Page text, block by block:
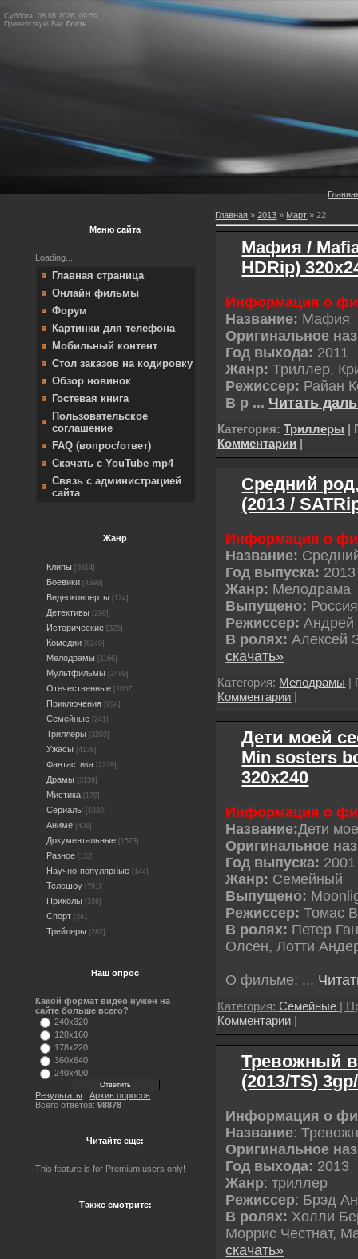
Суббота, 08.08.2026, 09:59
Приветствую Вас Гость
Меню сайта
Loading...
Главная страница
Онлайн фильмы
Форум
Картинки для телефона
Мобильный контент
Стол заказов на кодировку
Обзор новинок
Гостевая книга
Пользовательское
соглашение
FAQ (вопрос/ответ)
Скачать с YouTube mp4
Связь с администрацией
сайта
Жанр
Клипы [5614]
Боевики [4398]
Видеоконцерты [124]
Детективы [290]
Исторические [325]
Комедии [6240]
Мелодрамы [1166]
Мультфильмы [2489]
Отечественные [2057]
Приключения [954]
Семейные [241]
Триллеры [3203]
Ужасы [4136]
Фантастика [2239]
Драмы [3139]
Мистика [179]
Сериалы [1839]
Аниме [408]
Документальные [1573]
Разное [152]
Научно-популярные [144]
Телешоу [791]
Приколы [336]
Спорт [241]
Трейлеры [282]
Наш опрос
Какой формат видео нужен на
сайте больше всего?
240x320
128x160
178x220
360x640
240x400
Результаты |Архив опросов
Всего ответов:98878
Читайте еще:
This feature is for Premium users only!
Также смотрите:
Главная »2013 » Март » 22
Мафия /
HDRip)
Информация о
Название: Мафия
Оригинальное
Год выхода: 2011
Жанр:Триллер,
Режиссер: Райан
В р ... Читать
Категория:Триллеры |
Комментарии |
Средний
(2013 /
Информация о
Название:
Год выпуска: 2013
Жанр: Мелодрама
Выпущено: Россия
Режиссер:
В ролях: Алексей
скачать»
Категория: Мелодрамы |
Комментарии |
Дети моей
Min sosters
320х240
Информация о
Название:Дети
Оригинальное
Год выпуска: 2001
Жанр: Семейный
Выпущено:
Режиссер: Томас
В ролях: Петер
Олсен, Лотти
О фильме: ...
Категория:Семейные |
Комментарии |
Тревожный
(2013/TS)
Информация о
Название:
Оригинальное
Год выхода: 2013
Жанр: триллер
Режиссер: Брэд
В ролях: Холли
Моррис Честнат,
скачать»